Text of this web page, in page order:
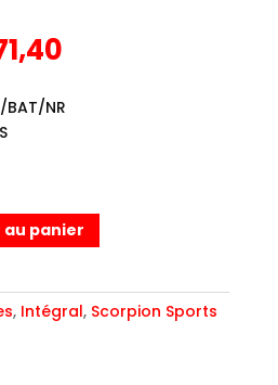
:
Le
actuel
est :
NR
panier
, Intégral, Scorpion Sports